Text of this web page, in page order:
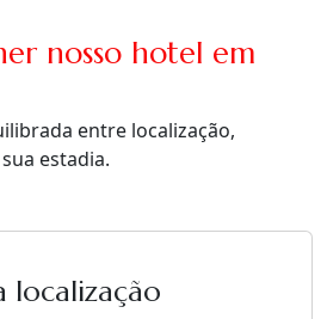
nosso hotel em
entre localização,
estadia.
localização